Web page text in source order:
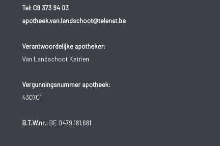
Tel: 09 373 94 03
apotheek.van.landschoot@telenet.be
Verantwoordelijke apotheker:
Van Landschoot Katrien
Vergunningsnummer apotheek:
430701
B.T.W.nr.:BE 0479.181.681